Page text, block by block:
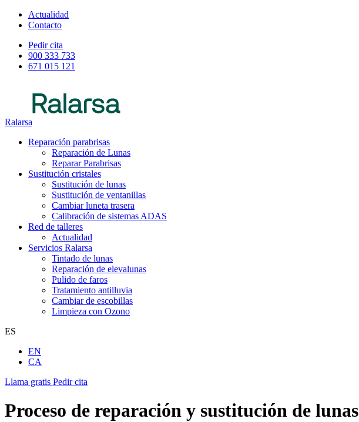
Actualidad
Contacto
Pedir cita
900 333 733
671 015 121
Ralarsa
Reparación parabrisas
Reparación de Lunas
Reparar Parabrisas
Sustitución cristales
Sustitución de lunas
Sustitución de ventanillas
Cambiar luneta trasera
Calibración de sistemas ADAS
Red de talleres
Actualidad
Servicios Ralarsa
Tintado de lunas
Reparación de elevalunas
Pulido de faros
Tratamiento antilluvia
Cambiar de escobillas
Limpieza con Ozono
ES
EN
CA
Llama gratis Pedir cita
Proceso de reparación y sustitución de lunas